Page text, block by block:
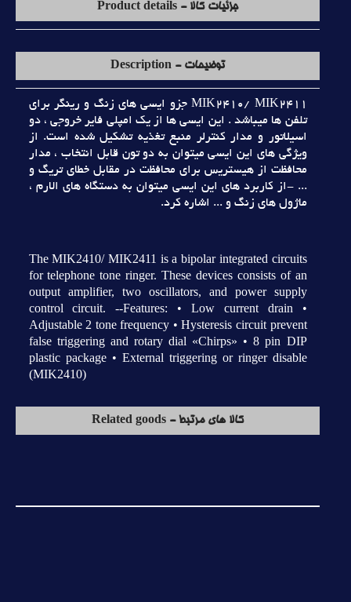
جزئیات کالا - Product details
توضیحات - Description
MIK2410/ MIK2411 جزو ايسي هاي زنگ و رينگر براي
تلفن ها ميباشد . اين ايسي ها از يک امپلي فاير خروجي ، دو
اسيلاتور و مدار کنترلر منبع تغذيه تشکيل شده است. از
ويژگي هاي اين ايسي ميتوان به دو تون قابل انتخاب ، مدار
محافظت از هيستريس براي محافظت در مقابل خطاي تريگ و
... -از کاربرد هاي اين ايسي ميتوان به دستگاه هاي الارم ،
ماژول هاي زنگ و ... اشاره کرد.
The MIK2410/ MIK2411 is a bipolar integrated circuits
for telephone tone ringer. These devices consists of an
output amplifier, two oscillators, and power supply
control circuit. --Features: • Low current drain •
Adjustable 2 tone frequency • Hysteresis circuit prevent
false triggering and rotary dial «Chirps» • 8 pin DIP
plastic package • External triggering or ringer disable
(MIK2410)
کالا های مرتبط - Related goods